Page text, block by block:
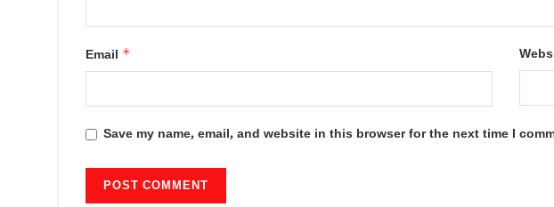
Email *
Save my name, email, and website in this browser for the next time I